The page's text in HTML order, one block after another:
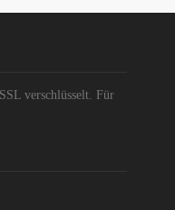
verschlüsselt. Für